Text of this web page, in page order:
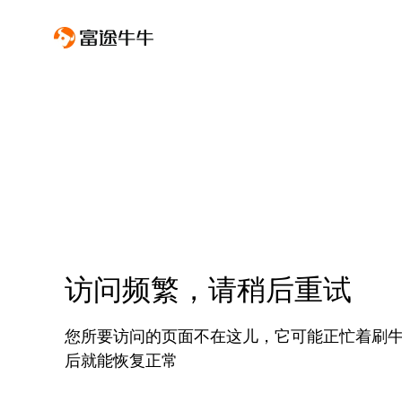
访问频繁，请稍后重试
您所要访问的页面不在这儿，它可能正忙着刷
后就能恢复正常